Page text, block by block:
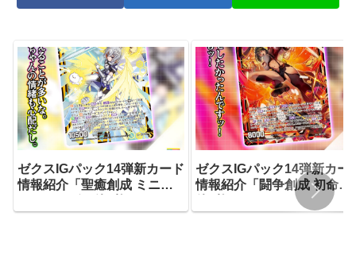
ゼクスIGパック14弾新カード
情報紹介「聖癒創成 ミニョ
ゼクスIGパック14弾新カー
情報紹介「闘争創成 初命」